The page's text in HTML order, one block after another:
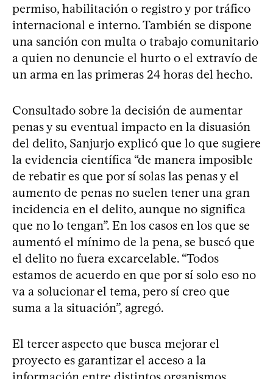
permiso, habilitación o registro y por tráfico
internacional e interno. También se dispone
una sanción con multa o trabajo comunitario
a quien no denuncie el hurto o el extravío de
un arma en las primeras 24 horas del hecho.
Consultado sobre la decisión de aumentar
penas y su eventual impacto en la disuasión
del delito, Sanjurjo explicó que lo que sugiere
la evidencia científica “de manera imposible
de rebatir es que por sí solas las penas y el
aumento de penas no suelen tener una gran
incidencia en el delito, aunque no significa
que no lo tengan”. En los casos en los que se
aumentó el mínimo de la pena, se buscó que
el delito no fuera excarcelable. “Todos
estamos de acuerdo en que por sí solo eso no
va a solucionar el tema, pero sí creo que
suma a la situación”, agregó.
El tercer aspecto que busca mejorar el
proyecto es garantizar el acceso a la